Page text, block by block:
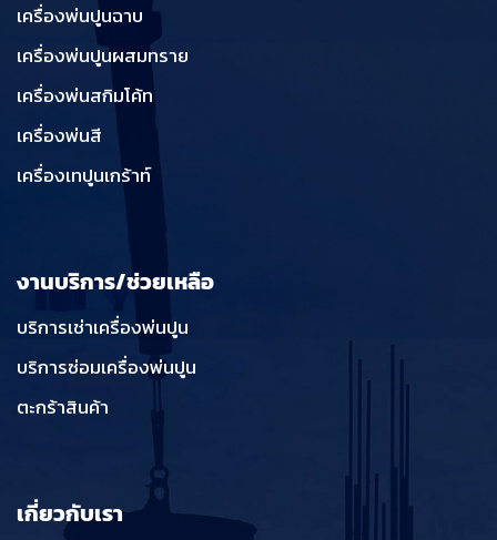
เครื่องพ่นปูนฉาบ
เครื่องพ่นปูนผสมทราย
เครื่องพ่นสกิมโค้ท
เครื่องพ่นสี
เครื่องเทปูนเกร้าท์
งานบริการ/ช่วยเหลือ
บริการเช่าเครื่องพ่นปูน
บริการซ่อมเครื่องพ่นปูน
ตะกร้าสินค้า
เกี่ยวกับเรา